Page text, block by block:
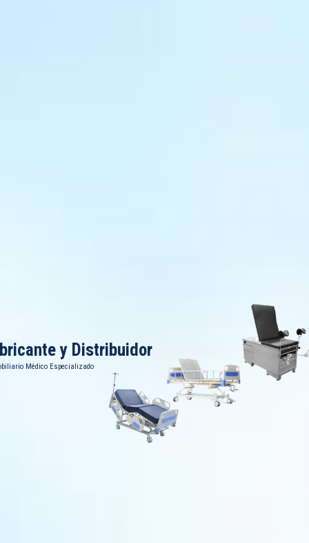
y Distribuidor
Médico Especializado